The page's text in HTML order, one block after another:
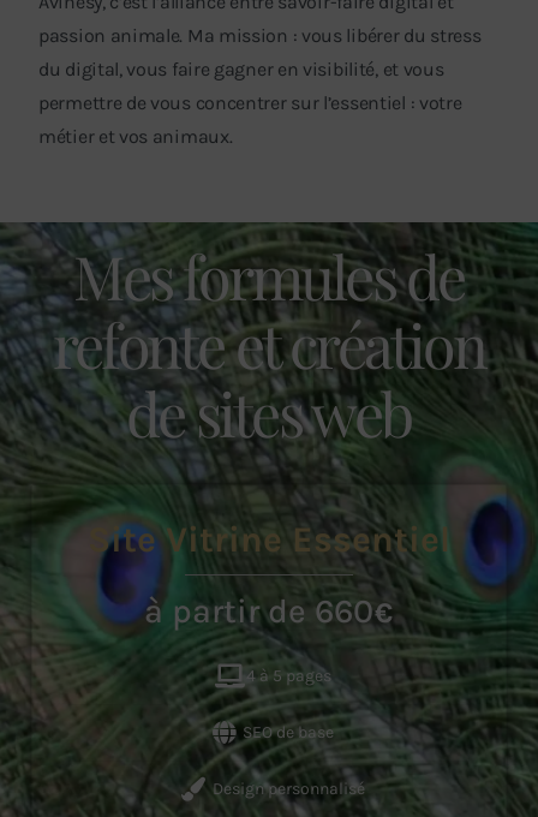
passion animale. Ma mission : vous libérer du stress
du digital, vous faire gagner en visibilité, et vous
permettre de vous concentrer sur l’essentiel : votre
métier et vos animaux.
Mes formules de
refonte et création
de sites web
Site Vitrine Essentiel
à partir de 660€
4 à 5 pages
SEO de base
Design personnalisé